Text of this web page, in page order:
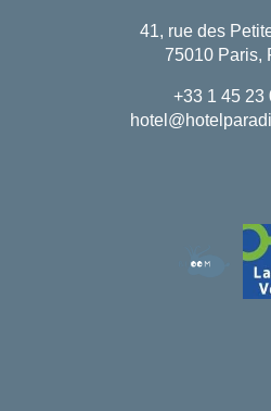
41, rue des
75010 Paris,
+33 1 45 23